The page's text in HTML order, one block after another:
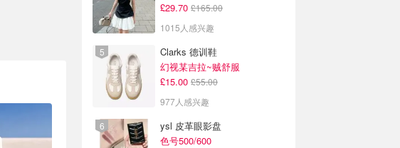
£29.70 £165.00
1015人感兴趣
Clarks 德训鞋
幻视某吉拉~贼舒服
£15.00 £55.00
977人感兴趣
ysl 皮革眼影盘
色号500/600